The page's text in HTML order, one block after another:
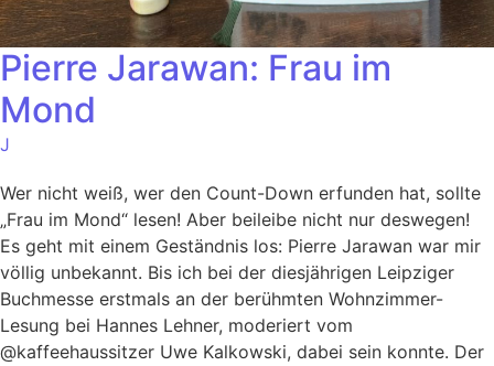
Pierre Jarawan: Frau im
Mond
J
Wer nicht weiß, wer den Count-Down erfunden hat, sollte
„Frau im Mond“ lesen! Aber beileibe nicht nur deswegen!
Es geht mit einem Geständnis los: Pierre Jarawan war mir
völlig unbekannt. Bis ich bei der diesjährigen Leipziger
Buchmesse erstmals an der berühmten Wohnzimmer-
Lesung bei Hannes Lehner, moderiert vom
@kaffeehaussitzer Uwe Kalkowski, dabei sein konnte. Der